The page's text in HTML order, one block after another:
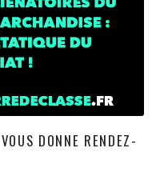
DONNE RENDEZ-